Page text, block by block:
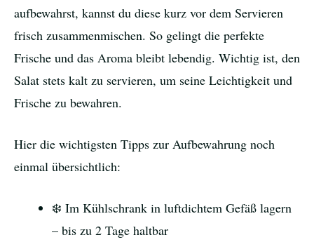
aufbewahrst, kannst du diese kurz vor dem Servieren
frisch zusammenmischen. So gelingt die perfekte
Frische und das Aroma bleibt lebendig. Wichtig ist, den
Salat stets kalt zu servieren, um seine Leichtigkeit und
Frische zu bewahren.
Hier die wichtigsten Tipps zur Aufbewahrung noch
einmal übersichtlich:
❄️ Im Kühlschrank in luftdichtem Gefäß lagern
– bis zu 2 Tage haltbar